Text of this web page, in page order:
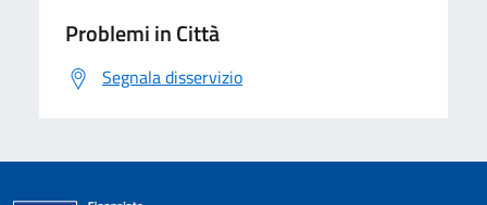
Problemi in Città
Segnala disservizio